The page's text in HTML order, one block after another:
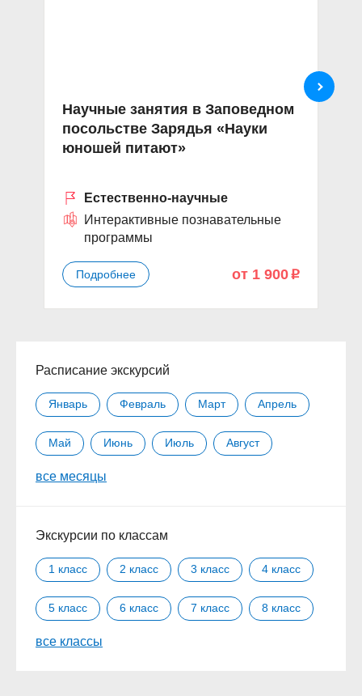
Научные занятия в Заповедном
посольстве Зарядья «Науки
юношей питают»
Естественно-научные
Интерактивные познавательные
программы
Подробнее от 1 900 p
Расписание экскурсий
Январь Февраль Март Апрель
Май Июнь Июль Август
Сентябрь
все месяцы
Экскурсии по классам
1 класс 2 класс 3 класс 4 класс
5 класс 6 класс 7 класс 8 класс
9 класс
все классы